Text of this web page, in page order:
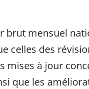
mensuel
des
mises à jour
que les